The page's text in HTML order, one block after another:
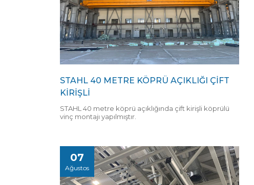
STAHL 40 METRE KÖPRÜ AÇIKLIĞI ÇİFT
KİRİŞLİ
STAHL 40 metre köprü açıklığında çift kirişli köprülü
vinç montajı yapılmıştır.
07
Ağustos